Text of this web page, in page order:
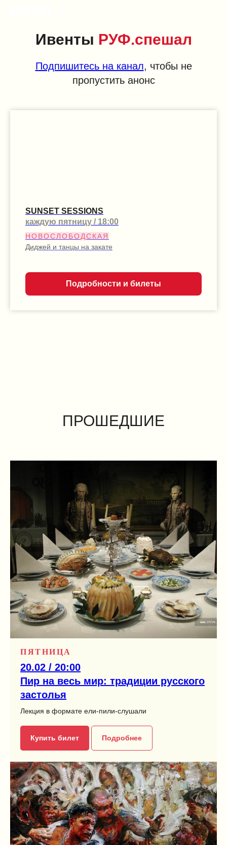
Ивенты РУФ.cпешал
Подпишитесь на канал, чтобы не
пропустить анонс
SUNSET SESSIONS
каждую пятницу / 18:00
НОВОСЛОБОДСКАЯ
Диджей и танцы на закате
Подробности и билеты
ПРОШЕДШИЕ
ПЯТНИЦА
20.02 / 20:00
Пир на весь мир: традиции русского
застолья
Лекция в формате ели-пили-слушали
Купить билет Подробнее